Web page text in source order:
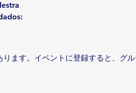
ます。イベントに登録すると、グ